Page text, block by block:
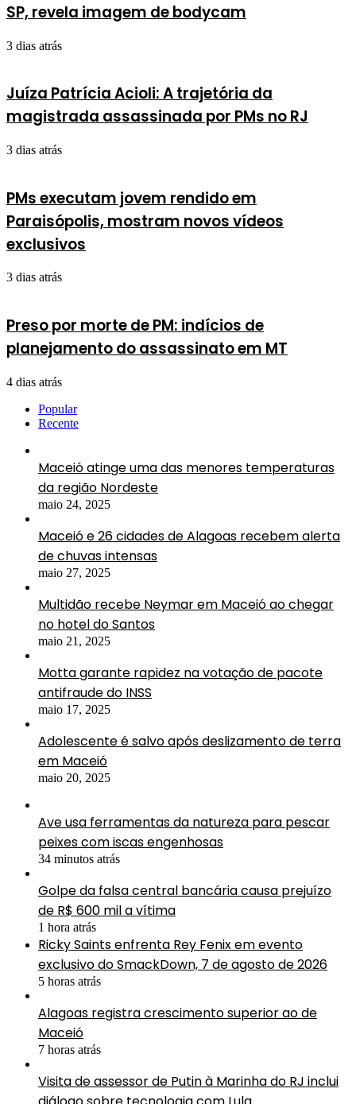
SP, revela imagem de bodycam
3 dias atrás
Juíza Patrícia Acioli: A trajetória da
magistrada assassinada por PMs no RJ
3 dias atrás
PMs executam jovem rendido em
Paraisópolis, mostram novos vídeos
exclusivos
3 dias atrás
Preso por morte de PM: indícios de
planejamento do assassinato em MT
4 dias atrás
Popular
Recente
Maceió atinge uma das menores temperaturas
da região Nordeste
maio 24, 2025
Maceió e 26 cidades de Alagoas recebem alerta
de chuvas intensas
maio 27, 2025
Multidão recebe Neymar em Maceió ao chegar
no hotel do Santos
maio 21, 2025
Motta garante rapidez na votação de pacote
antifraude do INSS
maio 17, 2025
Adolescente é salvo após deslizamento de terra
em Maceió
maio 20, 2025
Ave usa ferramentas da natureza para pescar
peixes com iscas engenhosas
34 minutos atrás
Golpe da falsa central bancária causa prejuízo
de R$ 600 mil a vítima
1 hora atrás
Ricky Saints enfrenta Rey Fenix em evento
exclusivo do SmackDown, 7 de agosto de 2026
5 horas atrás
Alagoas registra crescimento superior ao de
Maceió
7 horas atrás
Visita de assessor de Putin à Marinha do RJ inclui